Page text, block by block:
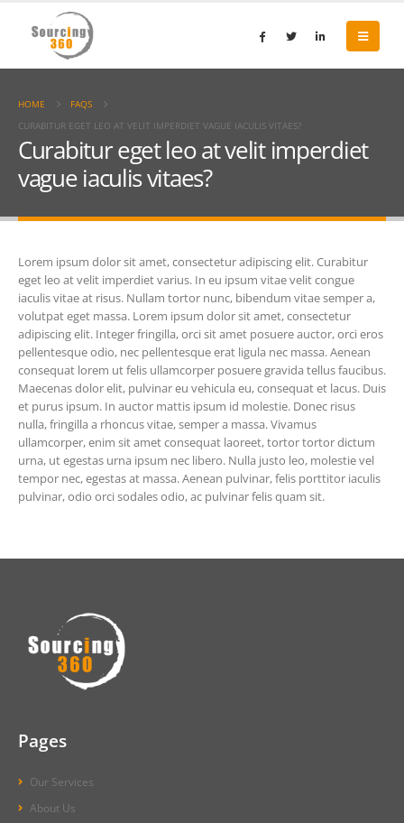
HOME
FAQS
CURABITUR EGET LEO AT VELIT IMPERDIET VAGUE IACULIS VITAES?
Curabitur eget leo at velit imperdiet
vague iaculis vitaes?
Lorem ipsum dolor sit amet, consectetur adipiscing elit. Curabitur
eget leo at velit imperdiet varius. In eu ipsum vitae velit congue
iaculis vitae at risus. Nullam tortor nunc, bibendum vitae semper a,
volutpat eget massa. Lorem ipsum dolor sit amet, consectetur
adipiscing elit. Integer fringilla, orci sit amet posuere auctor, orci eros
pellentesque odio, nec pellentesque erat ligula nec massa. Aenean
consequat lorem ut felis ullamcorper posuere gravida tellus faucibus.
Maecenas dolor elit, pulvinar eu vehicula eu, consequat et lacus. Duis
et purus ipsum. In auctor mattis ipsum id molestie. Donec risus
nulla, fringilla a rhoncus vitae, semper a massa. Vivamus
ullamcorper, enim sit amet consequat laoreet, tortor tortor dictum
urna, ut egestas urna ipsum nec libero. Nulla justo leo, molestie vel
tempor nec, egestas at massa. Aenean pulvinar, felis porttitor iaculis
pulvinar, odio orci sodales odio, ac pulvinar felis quam sit.
Pages
Our Services
About Us